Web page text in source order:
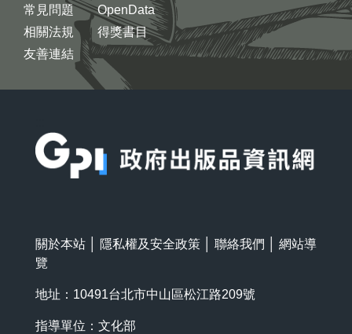
常見問題
相關法規
友善連結
OpenData
得獎書目
關於本站 隱私權及安全政策 聯絡我們
網站導
覽
地址：10491台北市中山區松江路209號
指導單位：文化部